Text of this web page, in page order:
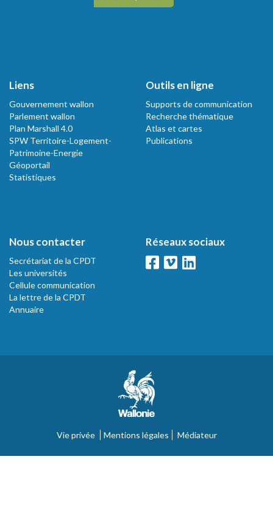
Liens
Gouvernement wallon
Parlement wallon
Plan Marshall 4.0
SPW Territoire-Logement-
Patrimoine-Energie
Géoportail
Statistiques
Outils en ligne
Supports de communication
Recherche thématique
Atlas et cartes
Publications
Nous contacter
Secrétariat de la CPDT
Les universités
Cellule communication
La lettre de la CPDT
Annuaire
Réseaux sociaux
Vie privée Mentions légales Médiateur